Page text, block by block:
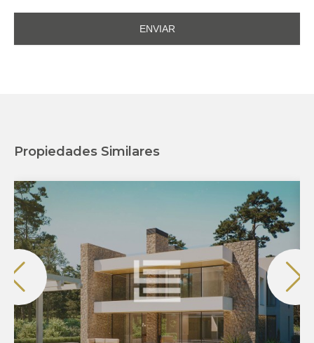
Propiedades Similares